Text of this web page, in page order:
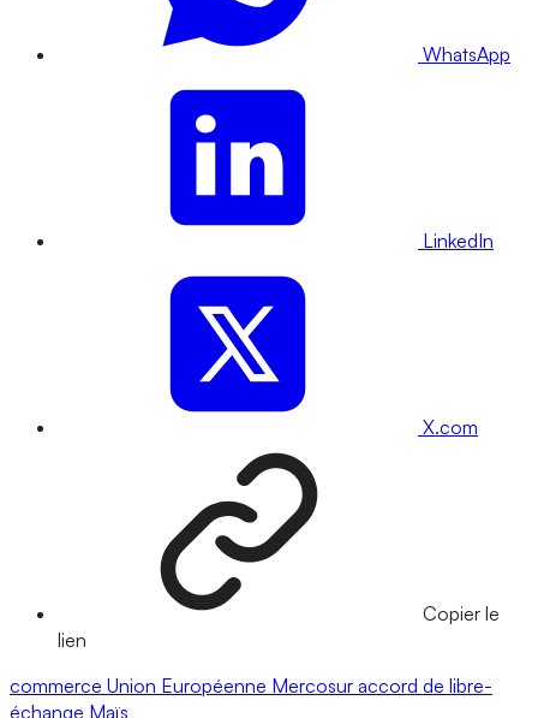
WhatsApp
LinkedIn
X.com
Copier le
lien
commerce Union Européenne Mercosur accord de libre-
échange Maïs